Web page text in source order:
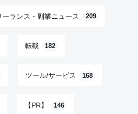
ランス・副業ニュース 209
転載 182
ツール/サービス 168
【PR】 146